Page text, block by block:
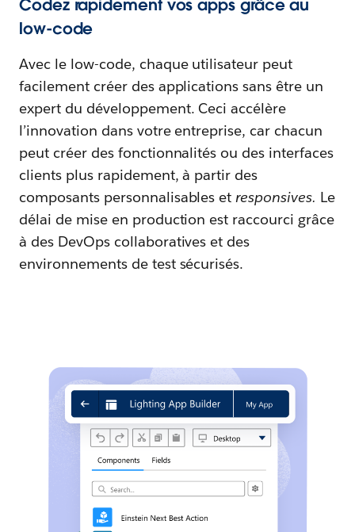
Codez rapidement vos apps grâce au
low-code
Avec le low-code, chaque utilisateur peut
facilement créer des applications sans être un
expert du développement. Ceci accélère
l’innovation dans votre entreprise, car chacun
peut créer des fonctionnalités ou des interfaces
clients plus rapidement, à partir des
composants personnalisables etresponsives. Le
délai de mise en production est raccourci grâce
à des DevOps collaboratives et des
environnements de test sécurisés.